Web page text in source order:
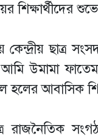
শিক্ষার্থীদের
কেন্দ্রীয়
উমামা
হলের আবাসিক
রাজনৈতিক